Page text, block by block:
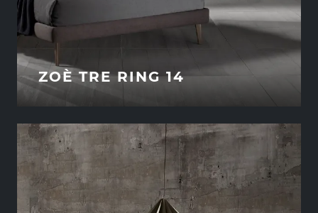
ZOÈ TRE RING 14